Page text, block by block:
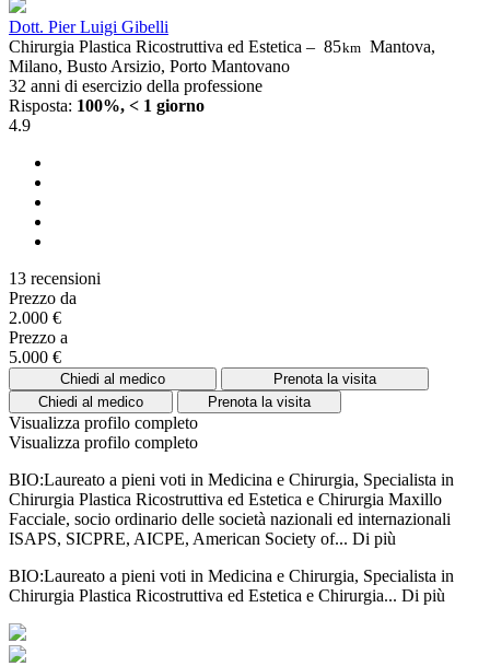
Dott. Pier Luigi Gibelli
Chirurgia Plastica Ricostruttiva ed Estetica – 85km Mantova,
Milano, Busto Arsizio, Porto Mantovano
32 anni di esercizio della professione
Risposta: 100%, < 1 giorno
4.9
13 recensioni
Prezzo da
2.000 €
Prezzo a
5.000 €
Chiedi al medico
Prenota la visita
Chiedi al medico
Prenota la visita
Visualizza profilo completo
Visualizza profilo completo
BIO:Laureato a pieni voti in Medicina e Chirurgia, Specialista in
Chirurgia Plastica Ricostruttiva ed Estetica e Chirurgia Maxillo
Facciale, socio ordinario delle società nazionali ed internazionali
ISAPS, SICPRE, AICPE, American Society of... Di più
BIO:Laureato a pieni voti in Medicina e Chirurgia, Specialista in
Chirurgia Plastica Ricostruttiva ed Estetica e Chirurgia... Di più